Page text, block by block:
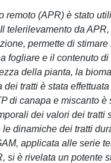
(APR) è stato
da
permette di
fogliare e il contenuto
della pianta, la
tratti è stata
di canapa e miscanto
dei valori dei tratti
dinamiche dei tratti
applicata alle serie
è rivelata un potente